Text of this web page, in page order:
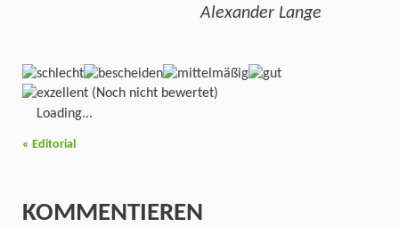
Alexander Lange
(Noch nicht bewertet)
Loading...
« Editorial
KOMMENTIEREN